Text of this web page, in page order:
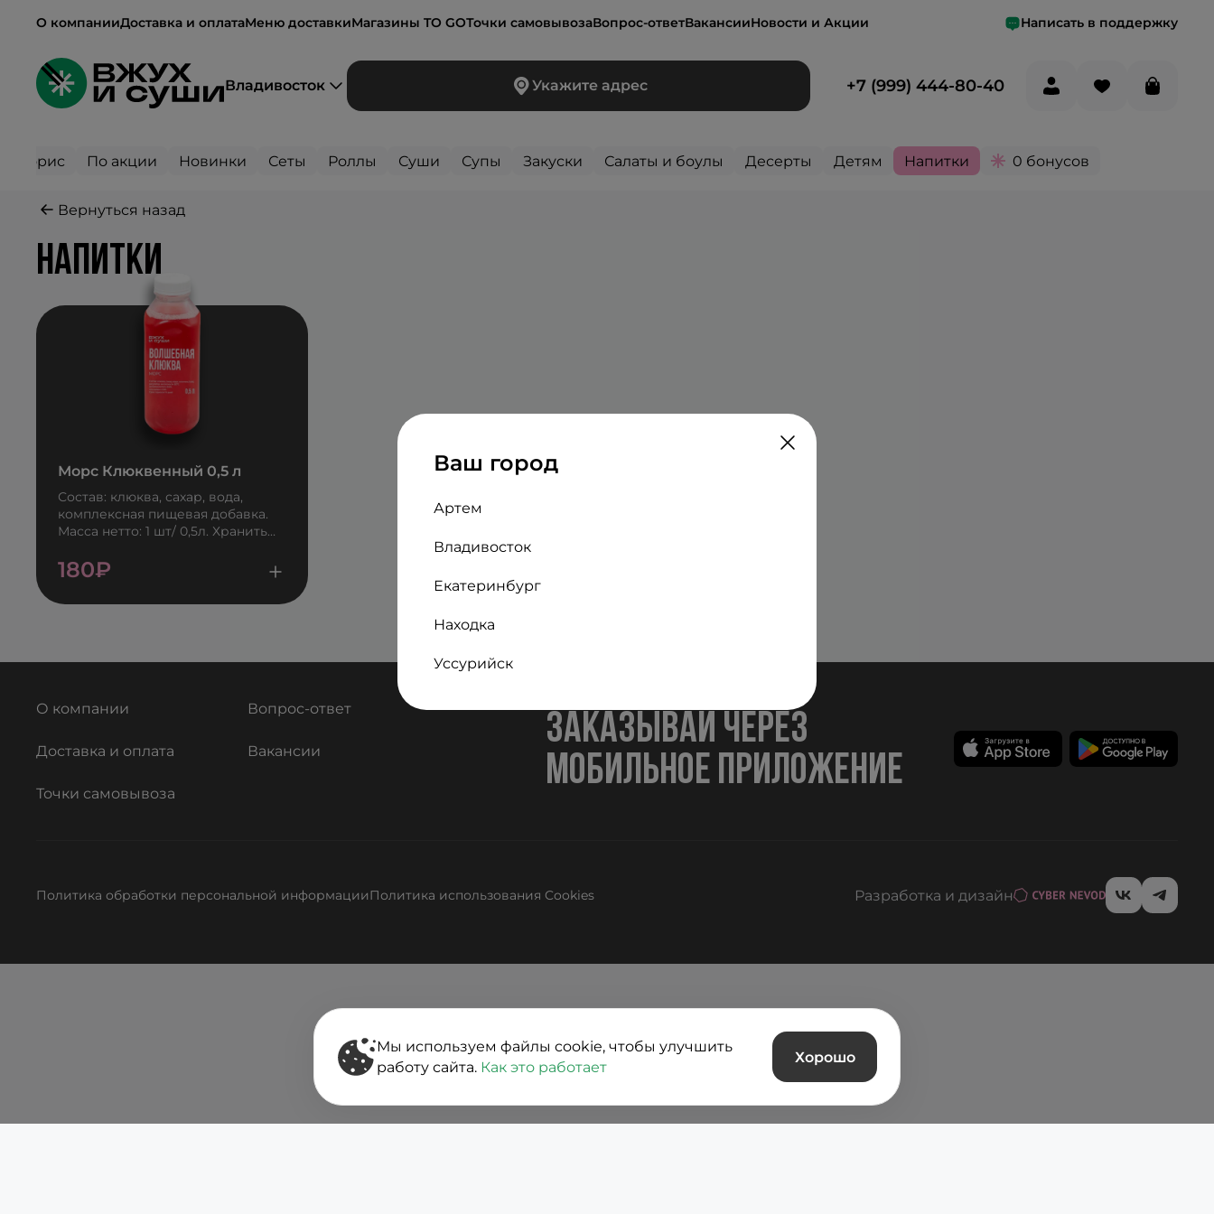
О компанииДоставка и оплатаМеню доставкиМагазины TO GOТочки самовывозаВопрос-ответВакансииНовости и Акции Написать в поддержку
Владивосток
Ваш город
Артем
Владивосток
Екатеринбург
Находка
Уссурийск
Укажите адрес +7 (999) 444-80-40
Сторис По акции Новинки Сеты Роллы Суши Супы Закуски Салаты и боулы Десерты Детям Напитки 0 бонусов
Вернуться назад
напитки
Морс Клюквенный 0,5 л
Состав: клюква, сахар, вода,
комплексная пищевая добавка.
Масса нетто: 1 шт/ 0,5л. Хранить
180₽
О компании Вопрос-ответ
Доставка и оплата Вакансии
Точки самовывоза
заказывай через
мобильное приложение
Политика обработки персональной информацииПолитика использования Cookies Разработка и дизайн
Мы используем файлы cookie, чтобы улучшить
работу сайта. Как это работает
Хорошо